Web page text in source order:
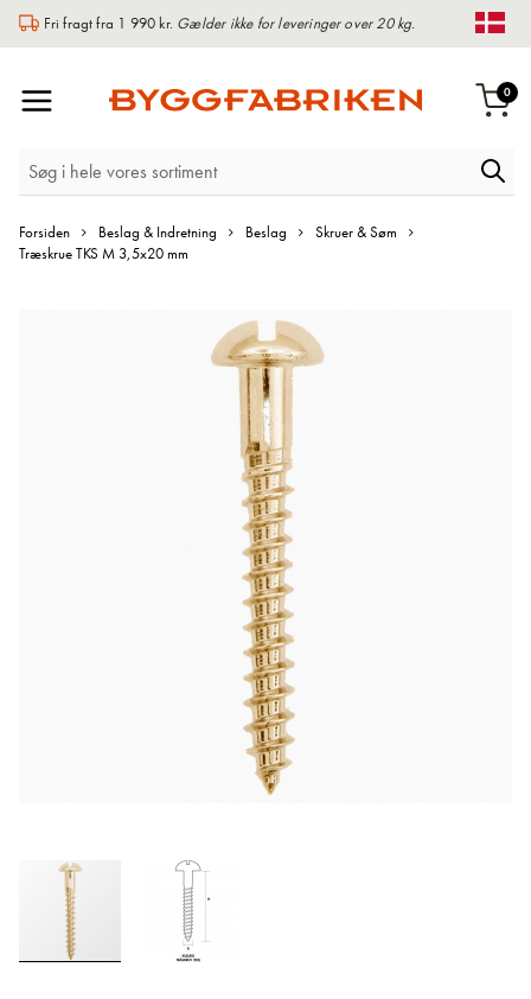
Fri fragt fra 1 990 kr. Gælder ikke for leveringer over 20 kg.
0
Forsiden Beslag & Indretning Beslag
Skruer & Søm
Træskrue TKS M 3,5x20 mm